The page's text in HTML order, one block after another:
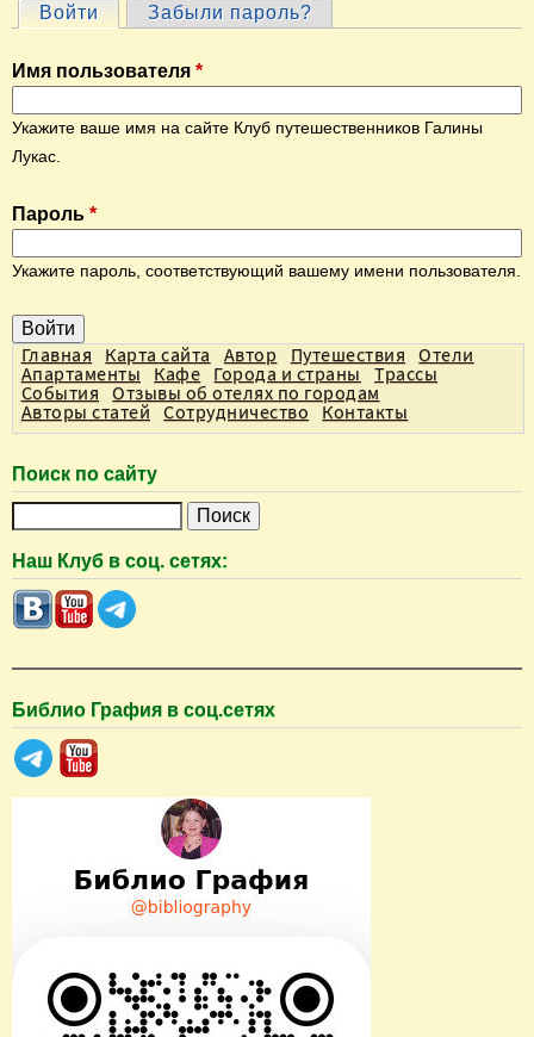
Г
л
а
в
н
е
в
л
а
д
к
и
Войти (активная вкладка)
Забыли пароль?
Имя пользователя *
Укажите ваше имя на сайте Клуб путешественников Галины
Лукас.
Пароль *
Укажите пароль, соответствующий вашему имени пользователя.
Главная Карта сайта Автор Путешествия
Отели
Апартаменты
Кафе Города и страны
Трассы
События
Отзывы об отелях по городам
Авторы статей
Сотрудничество Контакты
Поиск по сайту
и
с
к
Наш Клуб в соц. сетях:
Библио Графия в соц.сетях